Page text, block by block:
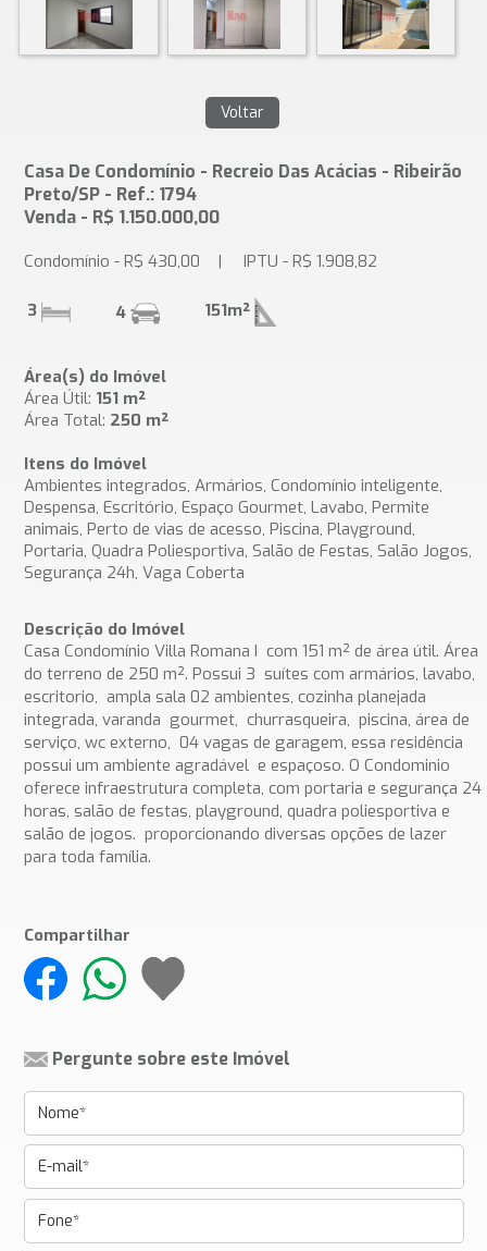
Casa De Condomínio - Recreio Das Acácias - Ribeirão
Preto/SP - Ref.: 1794
Venda - R$ 1.150.000,00
Condomínio - R$ 430,00 | IPTU - R$ 1.908,82
3 4 151m²
Área(s) do Imóvel
Área Útil: 151 m²
Área Total: 250 m²
Itens do Imóvel
Ambientes integrados, Armários, Condomínio inteligente,
Despensa, Escritório, Espaço Gourmet, Lavabo, Permite
animais, Perto de vias de acesso, Piscina, Playground,
Portaria, Quadra Poliesportiva, Salão de Festas, Salão Jogos,
Segurança 24h, Vaga Coberta
Descrição do Imóvel
Casa Condomínio Villa Romana I com 151 m² de área útil. Área
do terreno de 250 m². Possui 3 suítes com armários, lavabo,
escritorio, ampla sala 02 ambientes, cozinha planejada
integrada, varanda gourmet, churrasqueira, piscina, área de
serviço, wc externo, 04 vagas de garagem, essa residência
possui um ambiente agradável e espaçoso. O Condominio
oferece infraestrutura completa, com portaria e segurança 24
horas, salão de festas, playground, quadra poliesportiva e
salão de jogos. proporcionando diversas opções de lazer
para toda família.
Compartilhar
Pergunte sobre este Imóvel